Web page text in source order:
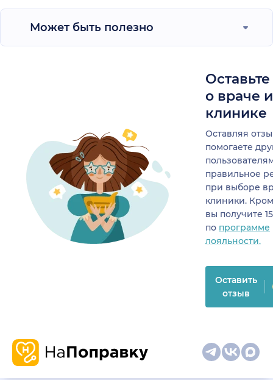
Может быть полезно
о враче
клинике
Оставляя
помогаете
правильное
при выборе
клиники.
вы получите
по программе
лояльности.
Оставить
отзыв